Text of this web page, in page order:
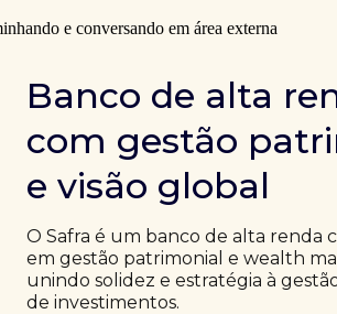
Banco de alta
com gestão
e visão global
O Safra é um banco de alta renda
em gestão patrimonial e wealth
unindo solidez e estratégia à
de investimentos.